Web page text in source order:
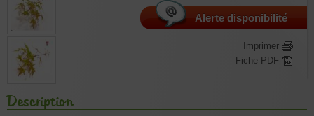
Alerte disponibilité
Imprimer
Fiche PDF
Description
POT 20 Litres :
Hauteur selon vigueur de la variété de 100 à 120 cm,
Greffe de 5 à 8 ans ramifiée 10/12 branches suite à plusieurs tailles, en
conteneur plastique de 20 litres. Dans cette taille le volume de racines
POT 25 Litres :
Hauteur selon vigueur de la variété de 100 à 120 cm,
Greffe de 6 à 9 ans ramifiée 10/12 branches suite à plusieurs tailles, en
conteneur plastique de 25 litres.